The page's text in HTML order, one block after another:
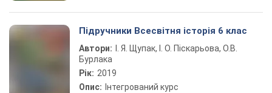
Підручники Всесвітня історія 6 клас
Автори:
І. Я. Щупак, І. О. Піскарьова, О.В.
Бурлака
Рік: 2019
Опис: Інтегрований курс